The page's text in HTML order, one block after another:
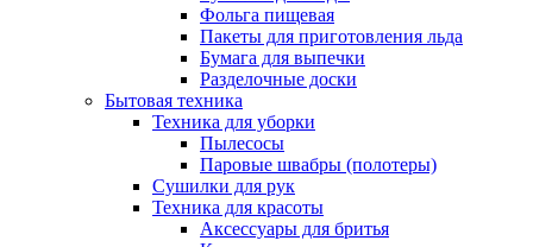
Фольга пищевая
Пакеты для приготовления льда
Бумага для выпечки
Разделочные доски
Бытовая техника
Техника для уборки
Пылесосы
Паровые швабры (полотеры)
Сушилки для рук
Техника для красоты
Аксессуары для бритья